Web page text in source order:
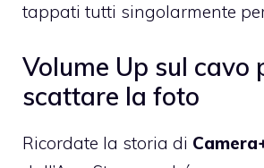
tappati tutti singolarmente
Volume Up sul cavo
scattare la foto
Ricordate la storia di